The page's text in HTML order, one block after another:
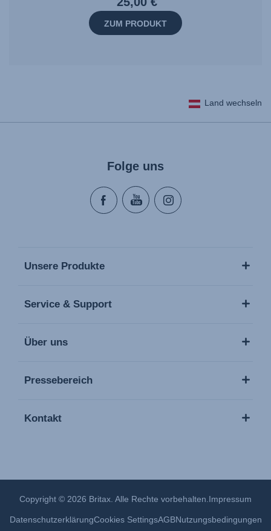
ZUM PRODUKT
Land wechseln
Folge uns
Unsere Produkte
Service & Support
Über uns
Pressebereich
Kontakt
Copyright © 2026 Britax. Alle Rechte vorbehalten. Impressum
DatenschutzerklärungCookies SettingsAGBNutzungsbedingungen